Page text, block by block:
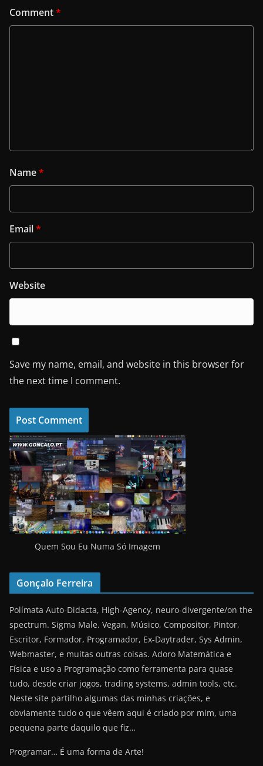
Comment*
Name*
Email*
Website
Save my name, email, and website in this browser for
the next time I comment.
Quem Sou Eu Numa Só Imagem
Gonçalo Ferreira
Polímata Auto-Didacta, High-Agency, neuro-divergente/on the
spectrum. Sigma Male. Vegan, Músico, Compositor, Pintor,
Escritor, Formador, Programador, Ex-Daytrader, Sys Admin,
Webmaster, e muitas outras coisas. Adoro Matemática e
Física e uso a Programação como ferramenta para quase
tudo, desde criar jogos, trading systems, admin tools, etc.
Neste site partilho algumas das minhas criações, e
obviamente tudo o que vêem aqui é criado por mim, uma
pequena parte daquilo que fiz…
Programar… É uma forma de Arte!